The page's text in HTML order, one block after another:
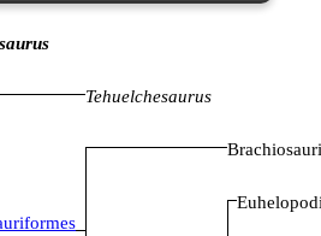
Tehuelchesaurus